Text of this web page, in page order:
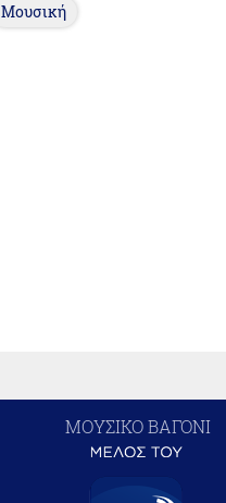
Μουσική
ΜΟΥΣΙΚΟ ΒΑΓΟΝΙ